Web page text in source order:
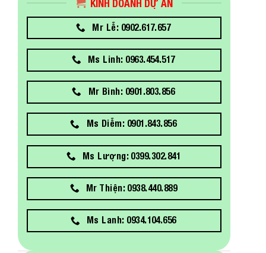
KINH DOANH DỰ ÁN
Mr Lễ: 0902.617.657
Ms Linh: 0963.454.517
Mr Bình: 0901.803.856
Ms Diễm: 0901.843.856
Ms Lượng: 0399.302.841
Mr Thiện: 0938.440.889
Ms Lanh: 0934.104.656